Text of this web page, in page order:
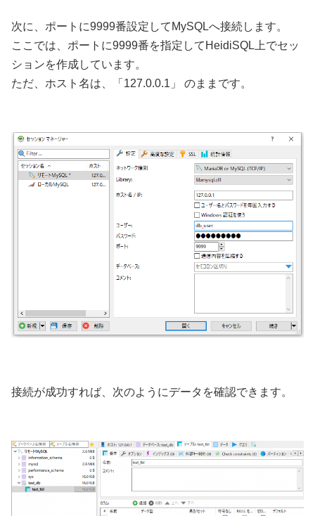
次に、ポートに9999番設定してMySQLへ接続します。
ここでは、ポートに9999番を指定してHeidiSQL上でセッ
ションを作成しています。
ただ、ホスト名は、「127.0.0.1」 のままです。
接続が成功すれば、次のようにデータを確認できます。